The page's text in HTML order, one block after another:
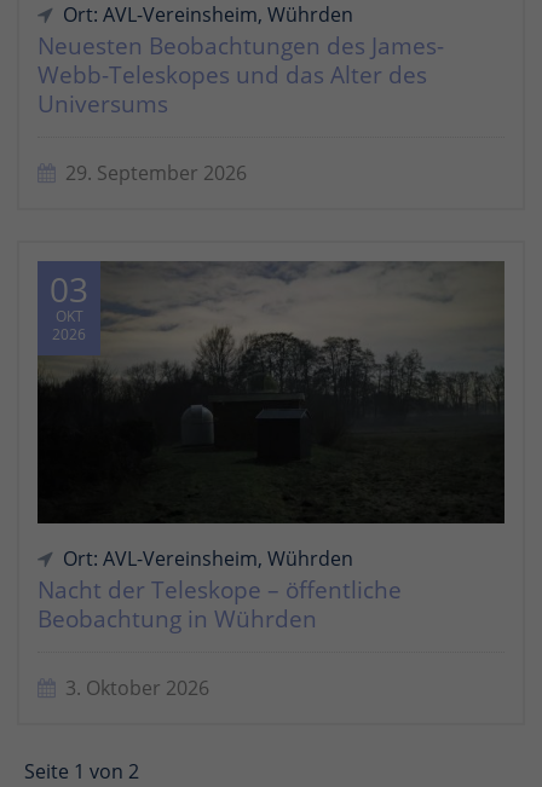
Ort: AVL-Vereinsheim, Wührden
Neuesten Beobachtungen des James-
Webb-Teleskopes und das Alter des
Universums
29. September 2026
03
OKT
2026
Ort: AVL-Vereinsheim, Wührden
Nacht der Teleskope – öffentliche
Beobachtung in Wührden
3. Oktober 2026
Seite 1 von 2